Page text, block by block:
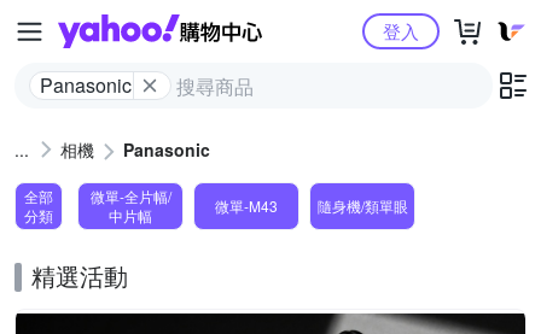
Yahoo購物中心
Panasonic
登入
相機 Panasonic
全部
分類
微單-全片幅/
中片幅
微單-M43 隨身機/類單眼
精選活動